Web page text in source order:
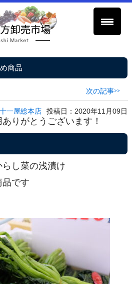
商品
次の記事>>
一屋総本店 投稿日：2020年11月09日
りがとうございます！
し菜の浅漬け
品です